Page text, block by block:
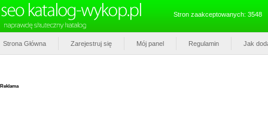
Stron zaakceptowanych: 3548
Strona Główna Zarejestruj się Mój panel Regulamin Jak
Reklama